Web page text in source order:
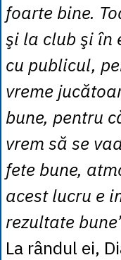
foarte bine.
şi la club şi în
cu publicul,
vreme
bune, pentru
vrem să se
fete bune,
acest lucru e
rezultate
La rândul ei,